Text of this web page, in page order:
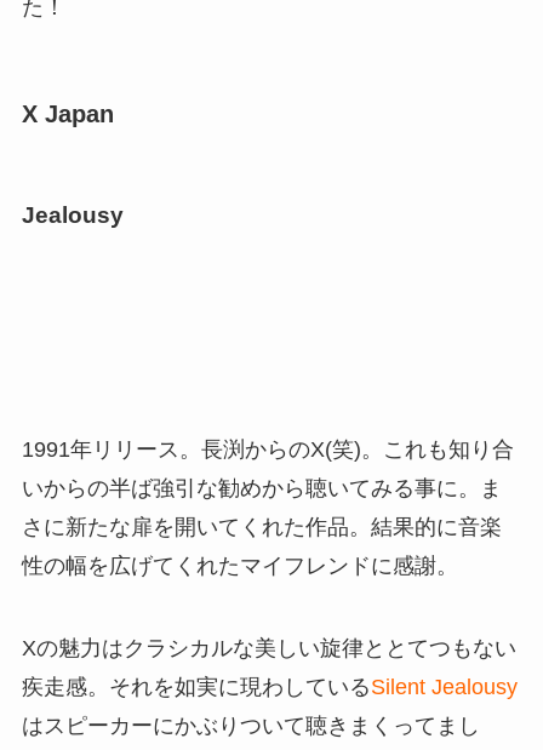
た！
X Japan
Jealousy
1991年リリース。長渕からのX(笑)。これも知り合
いからの半ば強引な勧めから聴いてみる事に。ま
さに新たな扉を開いてくれた作品。結果的に音楽
性の幅を広げてくれたマイフレンドに感謝。
Xの魅力はクラシカルな美しい旋律ととてつもない
疾走感。それを如実に現わしているSilent Jealousy
はスピーカーにかぶりついて聴きまくってまし